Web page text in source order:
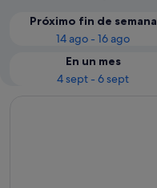
Próximo fin de semana
14 ago - 16 ago
En un mes
4 sept - 6 sept